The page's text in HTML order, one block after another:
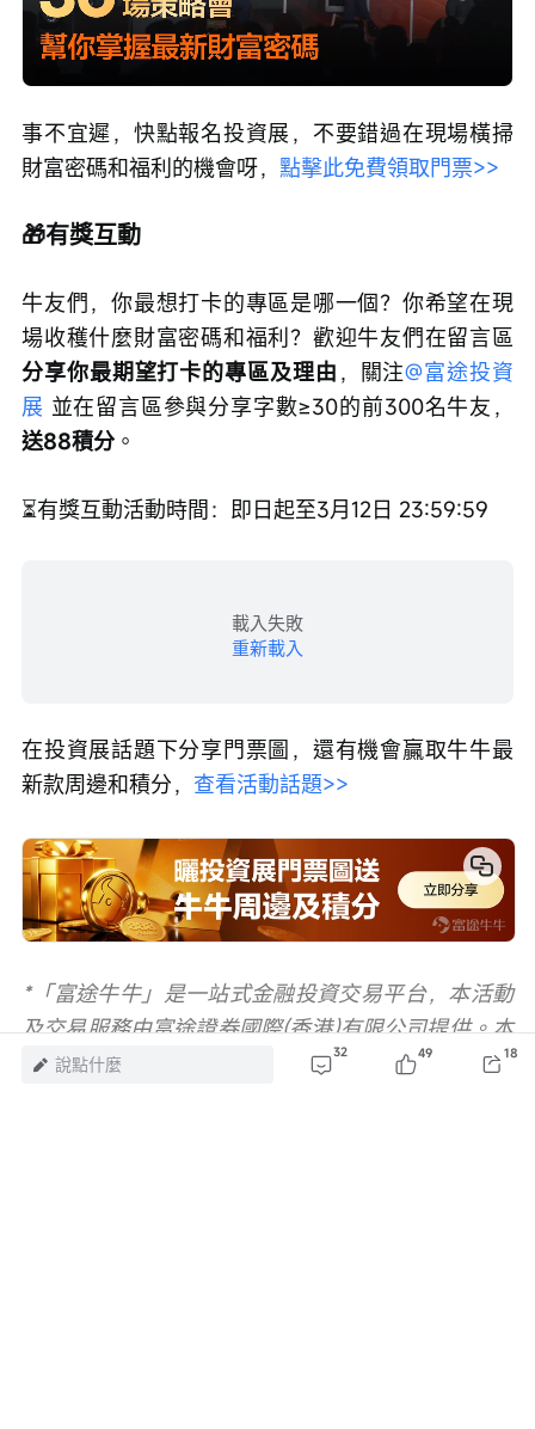
取
消 /
Loaded:
0%
Progress:
0%
放
事不宜遲，快點報名投資展，不要錯過在現場橫掃
財富密碼和福利的機會呀， 點擊此免費領取門票>>
🎁有獎互動
牛友們，你最想打卡的專區是哪一個？你希望在現
場收穫什麼財富密碼和福利？歡迎牛友們在留言區
分享你最期望打卡的專區及理由 ，關注@富途投資
展 並在留言區參與分享字數≥30的前300名牛友，
送88積分 。
⏳有獎互動活動時間：即日起至3月12日 23:59:59
載入失敗
重新載入
在投資展話題下分享門票圖，還有機會贏取牛牛最
新款周邊和積分， 查看活動話題>>
*「富途牛牛」是一站式金融投資交易平台，本活動
及交易服務由富途證券國際(香港)有限公司提供。本
活動不構成任何證券、金融產品或工具要約、招
說點什麼
32 49 18